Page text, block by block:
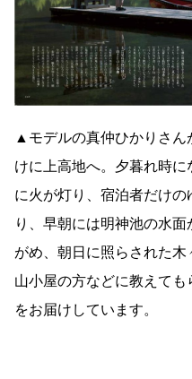
▲モデルの真仲ひかりさん
けに上高地へ。夕暮れ時
に火が灯り、宿泊者だけ
り、早朝には明神池の水
がめ、朝日に照らされた
山小屋の方などに教えても
をお届けしています。